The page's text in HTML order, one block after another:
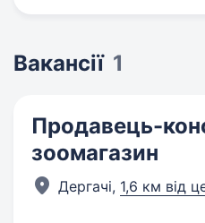
Вакансії 1
Продавець-
зоомагазин
Дергачі, 1,6 км від